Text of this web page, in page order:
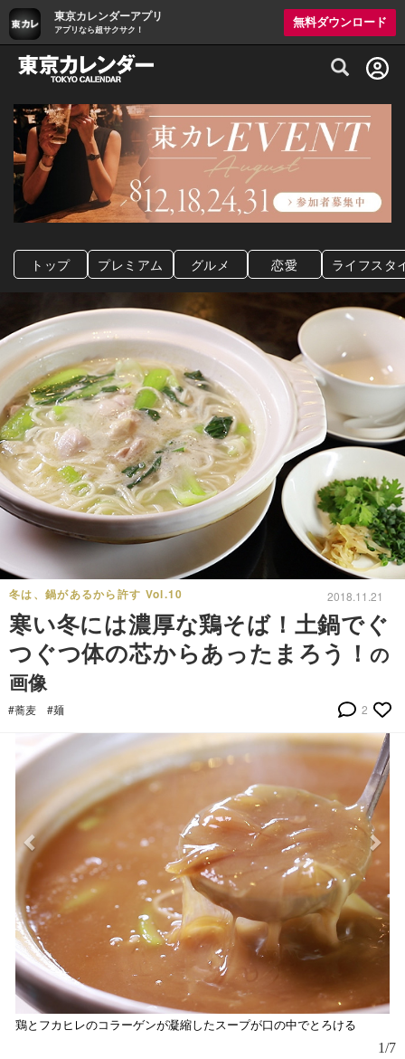
東京カレンダーアプリ
アプリなら超サクサク！
無料ダウンロード
グルメ情報・プレミアムレストラン予約
トップ プレミアム グルメ 恋愛 ライフスタ
冬は、鍋があるから許す Vol.10 2018.11.21
寒い冬には濃厚な鶏そば！土鍋でぐ
つぐつ体の芯からあったまろう！ の
画像
#蕎麦 #麺 2
鶏とフカヒレのコラーゲンが凝縮したスープが口の中でとろける
1/7